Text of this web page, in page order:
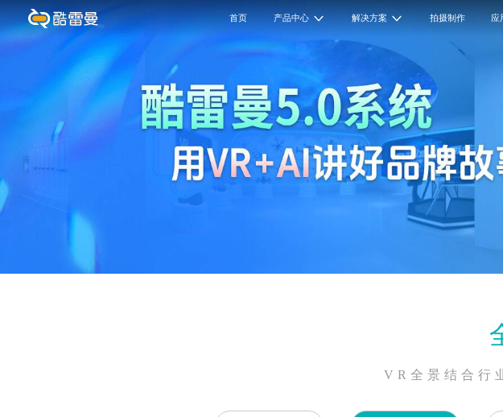
首页 产品中心 解决方案 拍摄制作 应
VR全景结合行